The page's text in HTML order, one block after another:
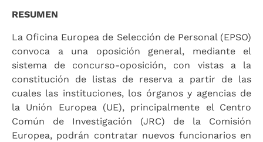
RESUMEN
La Oficina Europea de Selección de Personal (EPSO)
convoca a una oposición general, mediante el
sistema de concurso-oposición, con vistas a la
constitución de listas de reserva a partir de las
cuales las instituciones, los órganos y agencias de
la Unión Europea (UE), principalmente el Centro
Común de Investigación (JRC) de la Comisión
Europea, podrán contratar nuevos funcionarios en